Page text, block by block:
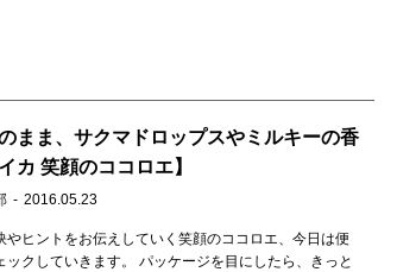
まま、サクマドロップスやミルキーの香
カ 笑顔のココロエ】
2016.05.23
やヒントをお伝えしていく笑顔のココロエ、今日は便
クしていきます。 パッケージを目にしたら、きっと